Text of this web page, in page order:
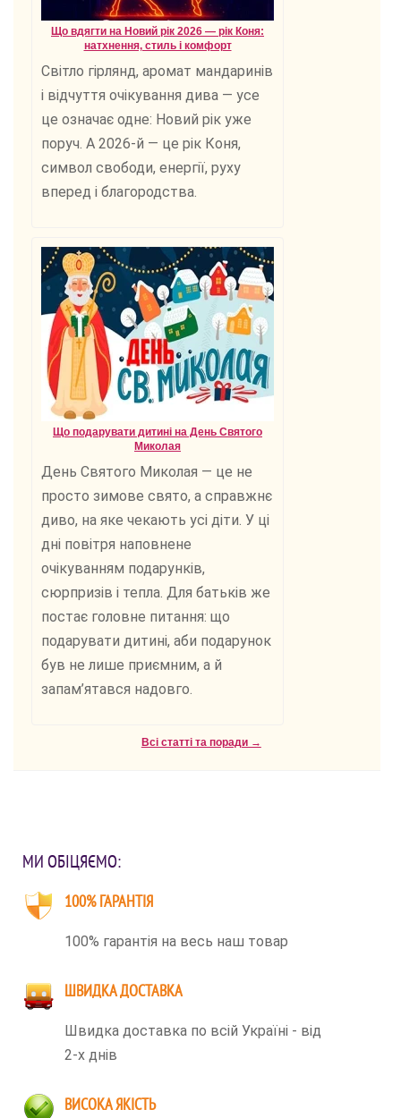
Що вдягти на Новий рік 2026 — рік Коня:
натхнення, стиль і комфорт
Світло гірлянд, аромат мандаринів
і відчуття очікування дива — усе
це означає одне: Новий рік уже
поруч. А 2026-й — це рік Коня,
символ свободи, енергії, руху
вперед і благородства.
Що подарувати дитині на День Святого
Миколая
День Святого Миколая — це не
просто зимове свято, а справжнє
диво, на яке чекають усі діти. У ці
дні повітря наповнене
очікуванням подарунків,
сюрпризів і тепла. Для батьків же
постає головне питання: що
подарувати дитині, аби подарунок
був не лише приємним, а й
запам’ятався надовго.
Всі статті та поради →
МИ ОБІЦЯЄМО:
100% ГАРАНТІЯ
100% гарантія на весь наш товар
ШВИДКА ДОСТАВКА
Швидка доставка по всій Україні - від
2-х днів
ВИСОКА ЯКІСТЬ